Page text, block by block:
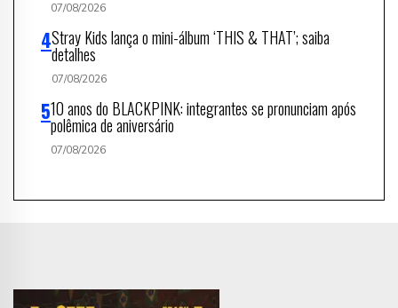
07/08/2026
Stray Kids lança o mini-álbum ‘THIS & THAT’; saiba
detalhes
07/08/2026
10 anos do BLACKPINK: integrantes se pronunciam após
polêmica de aniversário
07/08/2026